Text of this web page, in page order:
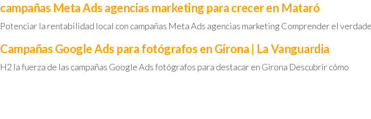
campañas Meta Ads agencias marketing para crecer en Mataró
Potenciar la rentabilidad local con campañas Meta Ads agencias marketing Comprender el
Campañas Google Ads para fotógrafos en Girona | La Vanguardia
H2 la fuerza de las campañas Google Ads fotógrafos para destacar en Girona Descubrir cómo